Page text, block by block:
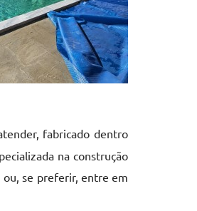
fabricado dentro
na construção
ou, se preferir, entre em